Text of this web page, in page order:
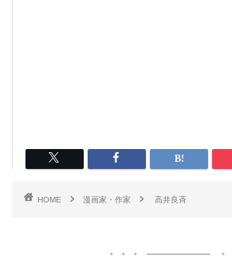
HOME 漫画家・作家 高井良斉